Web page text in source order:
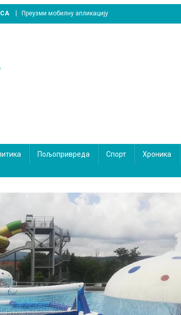
Преузми мобилну апликацију
Пољопривреда Спорт Хроника